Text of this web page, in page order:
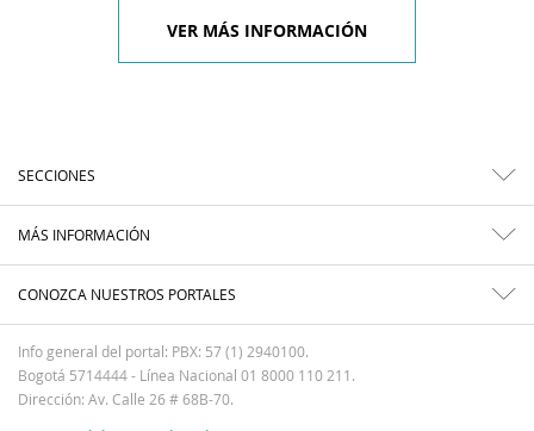
VER MÁS INFORMACIÓN
SECCIONES
MÁS INFORMACIÓN
CONOZCA NUESTROS PORTALES
Info general del portal: PBX: 57 (1) 2940100.
Bogotá 5714444 - Línea Nacional 01 8000 110 211.
Dirección: Av. Calle 26 # 68B-70.